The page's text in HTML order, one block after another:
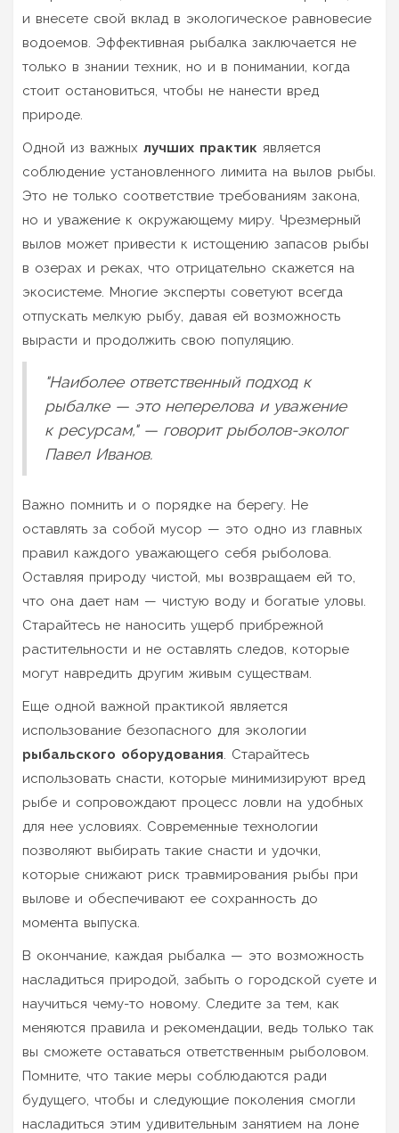
и внесете свой вклад в экологическое равновесие
водоемов. Эффективная рыбалка заключается не
только в знании техник, но и в понимании, когда
стоит остановиться, чтобы не нанести вред
природе.
Одной из важных лучших практик является
соблюдение установленного лимита на вылов рыбы.
Это не только соответствие требованиям закона,
но и уважение к окружающему миру. Чрезмерный
вылов может привести к истощению запасов рыбы
в озерах и реках, что отрицательно скажется на
экосистеме. Многие эксперты советуют всегда
отпускать мелкую рыбу, давая ей возможность
вырасти и продолжить свою популяцию.
"Наиболее ответственный подход к
рыбалке — это неперелова и уважение
к ресурсам," — говорит рыболов-эколог
Павел Иванов.
Важно помнить и о порядке на берегу. Не
оставлять за собой мусор — это одно из главных
правил каждого уважающего себя рыболова.
Оставляя природу чистой, мы возвращаем ей то,
что она дает нам — чистую воду и богатые уловы.
Старайтесь не наносить ущерб прибрежной
растительности и не оставлять следов, которые
могут навредить другим живым существам.
Еще одной важной практикой является
использование безопасного для экологии
рыбальского оборудования. Старайтесь
использовать снасти, которые минимизируют вред
рыбе и сопровождают процесс ловли на удобных
для нее условиях. Современные технологии
позволяют выбирать такие снасти и удочки,
которые снижают риск травмирования рыбы при
вылове и обеспечивают ее сохранность до
момента выпуска.
В окончание, каждая рыбалка — это возможность
насладиться природой, забыть о городской суете и
научиться чему-то новому. Следите за тем, как
меняются правила и рекомендации, ведь только так
вы сможете оставаться ответственным рыболовом.
Помните, что такие меры соблюдаются ради
будущего, чтобы и следующие поколения смогли
насладиться этим удивительным занятием на лоне